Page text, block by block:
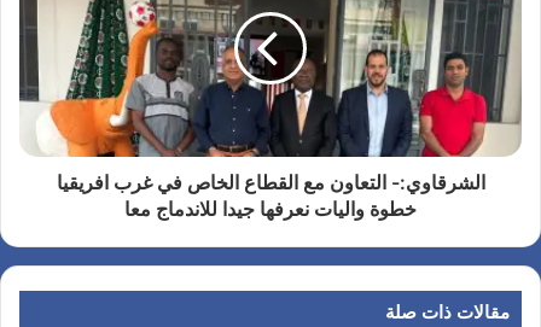
الشرقاوي:- التعاون مع القطاع الخاص في غرب افريقيا
خطوة واليات نعرفها جيدا للاندماج معا
مقالات ذات صلة